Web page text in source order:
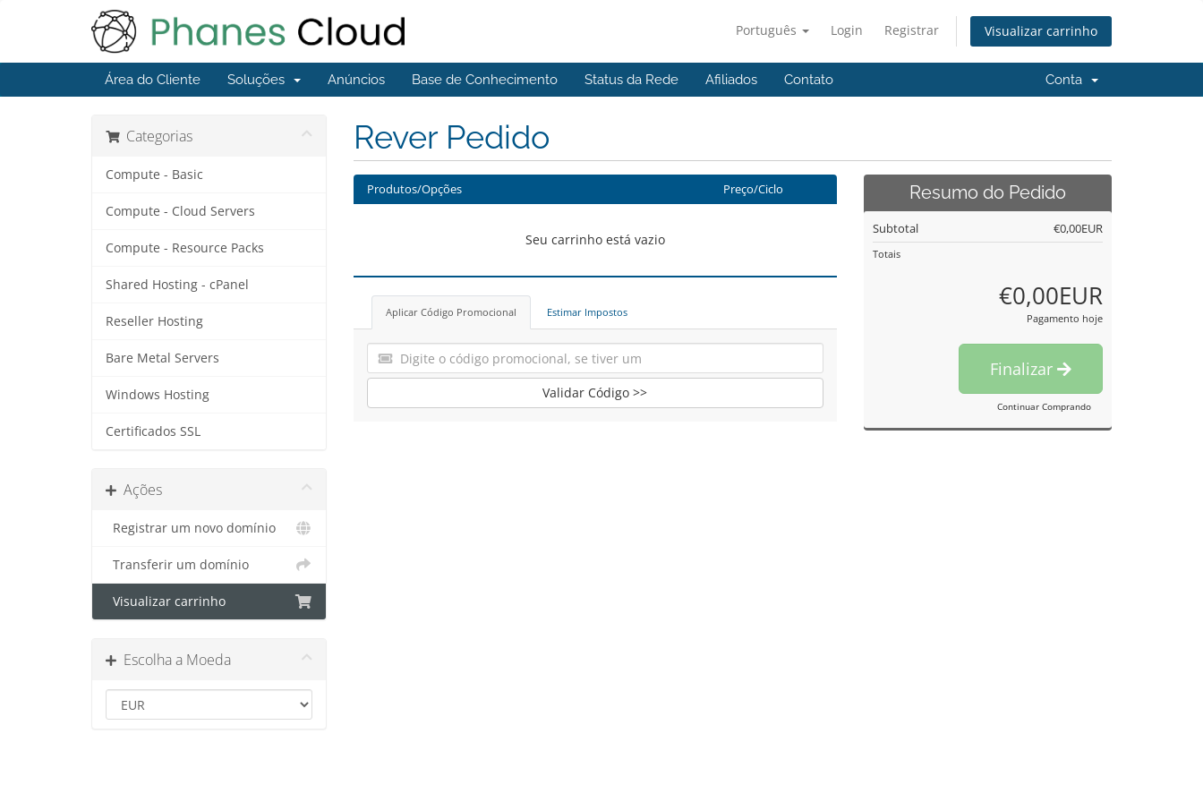
Português Login Registrar Visualizar carrinho
Área do Cliente Soluções Anúncios Base de Conhecimento Status da Rede Afiliados Contato Conta
Categorias
Compute - Basic
Compute - Cloud Servers
Compute - Resource Packs
Shared Hosting - cPanel
Reseller Hosting
Bare Metal Servers
Windows Hosting
Certificados SSL
Ações
Registrar um novo domínio
Transferir um domínio
Visualizar carrinho
Escolha a Moeda
Rever Pedido
Produtos/Opções Preço/Ciclo
Seu carrinho está vazio
Aplicar Código Promocional Estimar Impostos
Validar Código >>
Resumo do Pedido
Subtotal €0,00EUR
Totais
€0,00EUR
Pagamento hoje
Finalizar
Continuar Comprando